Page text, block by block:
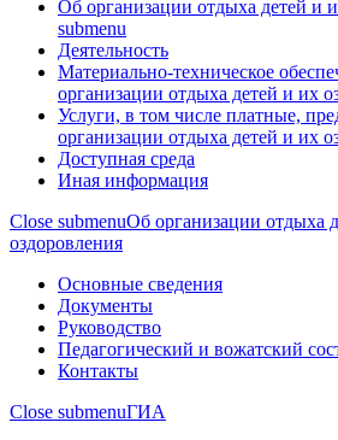
Об организации отдыха детей и
submenu
Деятельность
Материально-техническое
организации отдыха детей и их
Услуги, в том числе платные,
организации отдыха детей и их
Доступная среда
Иная информация
Close submenuОб организации отдыха
оздоровления
Основные сведения
Документы
Руководство
Педагогический и вожатский
Контакты
Close submenuГИА